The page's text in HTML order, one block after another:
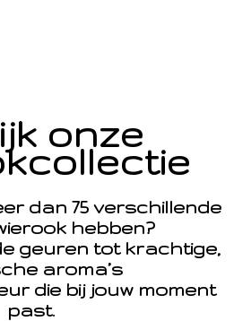
onze
dan 75 verschillende
hebben?
geuren tot krachtige,
aroma’s
die bij jouw moment
past.